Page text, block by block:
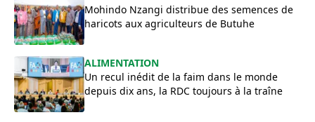
Mohindo Nzangi distribue des semences de
haricots aux agriculteurs de Butuhe
ALIMENTATION
Un recul inédit de la faim dans le monde
depuis dix ans, la RDC toujours à la traîne